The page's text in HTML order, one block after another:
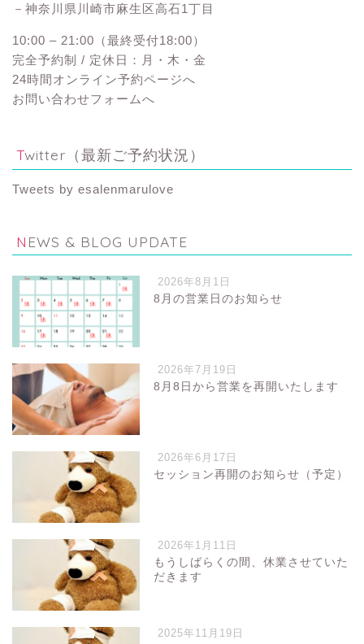
－神奈川県川崎市麻生区高石1丁目
10:00 – 21:00（最終受付18:00）
完全予約制 / 定休日：月・木・金
24時間オンライン予約ページへ
お問い合わせフォームへ
Twitter（最新ご予約状況）
Tweets by esalenmarulove
NEWS & BLOG UPDATE
2026年8月1日
8月の営業日のお知らせ
2026年7月19日
8月8日から営業を再開いたします
2026年6月17日
セッション再開のお知らせ（予定）
2026年1月11日
もうしばらくの間、休業させていた
だきます
2025年11月19日